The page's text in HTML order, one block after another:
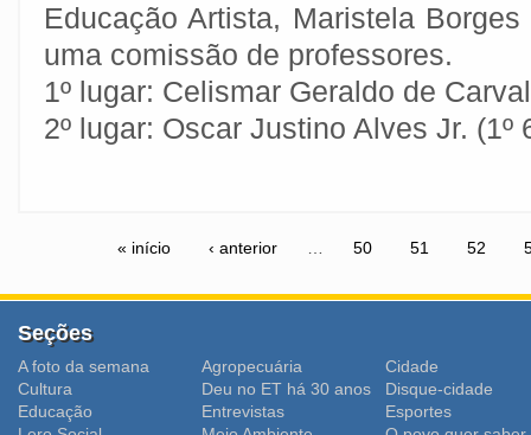
Educação Artista, Maristela
uma comissão de professores.
1º lugar: Celismar Geraldo de
2º lugar: Oscar Justino Alves Jr. (1º
« início ‹ anterior 50 51 52
Seções
A foto da semana Agropecuária
Cidade
Cultura
Deu no ET há 30 anos
Disque-cidade
Educação
Entrevistas
Esportes